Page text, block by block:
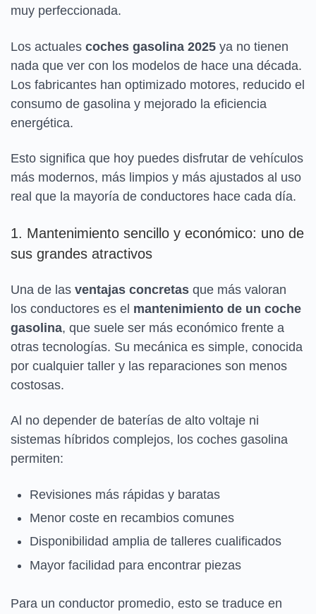
muy perfeccionada.
Los actuales coches gasolina 2025 ya no tienen
nada que ver con los modelos de hace una década.
Los fabricantes han optimizado motores, reducido el
consumo de gasolina y mejorado la eficiencia
energética.
Esto significa que hoy puedes disfrutar de vehículos
más modernos, más limpios y más ajustados al uso
real que la mayoría de conductores hace cada día.
1. Mantenimiento sencillo y económico: uno de
sus grandes atractivos
Una de las ventajas concretas que más valoran
los conductores es el mantenimiento de un coche
gasolina, que suele ser más económico frente a
otras tecnologías. Su mecánica es simple, conocida
por cualquier taller y las reparaciones son menos
costosas.
Al no depender de baterías de alto voltaje ni
sistemas híbridos complejos, los coches gasolina
permiten:
Revisiones más rápidas y baratas
Menor coste en recambios comunes
Disponibilidad amplia de talleres cualificados
Mayor facilidad para encontrar piezas
Para un conductor promedio, esto se traduce en